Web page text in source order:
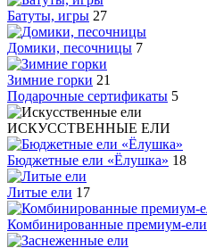
Батуты, игры 27
Домики, песочницы 7
Зимние горки 21
Подарочные сертификаты 5
ИСКУССТВЕННЫЕ ЕЛИ
Бюджетные ели «Ёлушка» 18
Литые ели 17
Комбинированные премиум-ели